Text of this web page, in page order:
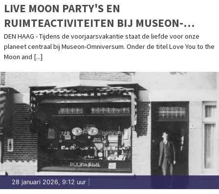
LIVE MOON PARTY'S EN
RUIMTEACTIVITEITEN BIJ MUSEON-
OMNIVERSUM IN DE VOORJAARSVAKANTIE
DEN HAAG - Tijdens de voorjaarsvakantie staat de liefde voor onze
planeet centraal bij Museon-Omniversum. Onder de titel Love You to the
Moon and [...]
28 januari 2026, 9:12 uur